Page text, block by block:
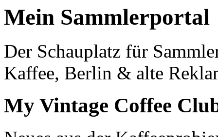
Mein Sammlerportal
Der Schauplatz für
Kaffee, Berlin & alte
My Vintage Coffee